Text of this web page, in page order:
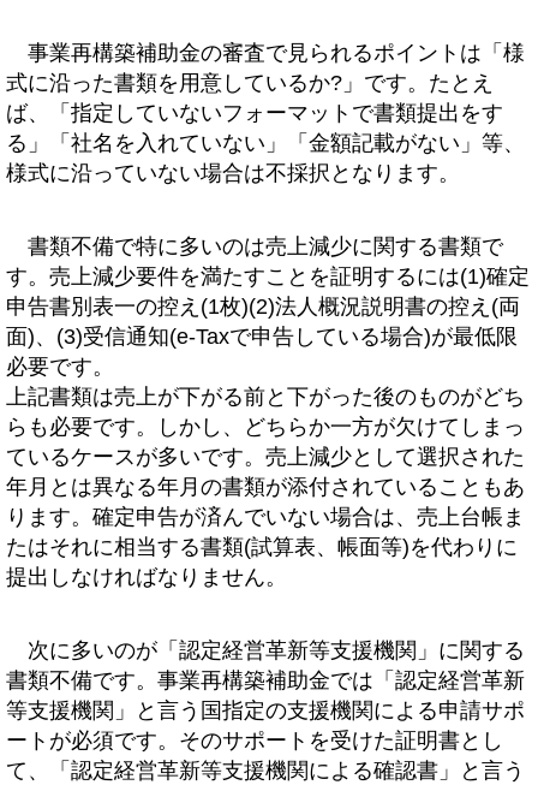
事業再構築補助金の審査で見られるポイントは「様
式に沿った書類を用意しているか?」です。たとえ
ば、「指定していないフォーマットで書類提出をす
る」「社名を入れていない」「金額記載がない」等、
様式に沿っていない場合は不採択となります。
書類不備で特に多いのは売上減少に関する書類で
す。売上減少要件を満たすことを証明するには(1)確定
申告書別表一の控え(1枚)(2)法人概況説明書の控え(両
面)、(3)受信通知(e-Taxで申告している場合)が最低限
必要です。
上記書類は売上が下がる前と下がった後のものがどち
らも必要です。しかし、どちらか一方が欠けてしまっ
ているケースが多いです。売上減少として選択された
年月とは異なる年月の書類が添付されていることもあ
ります。確定申告が済んでいない場合は、売上台帳ま
たはそれに相当する書類(試算表、帳面等)を代わりに
提出しなければなりません。
次に多いのが「認定経営革新等支援機関」に関する
書類不備です。事業再構築補助金では「認定経営革新
等支援機関」と言う国指定の支援機関による申請サポ
ートが必須です。そのサポートを受けた証明書とし
て、「認定経営革新等支援機関による確認書」と言う